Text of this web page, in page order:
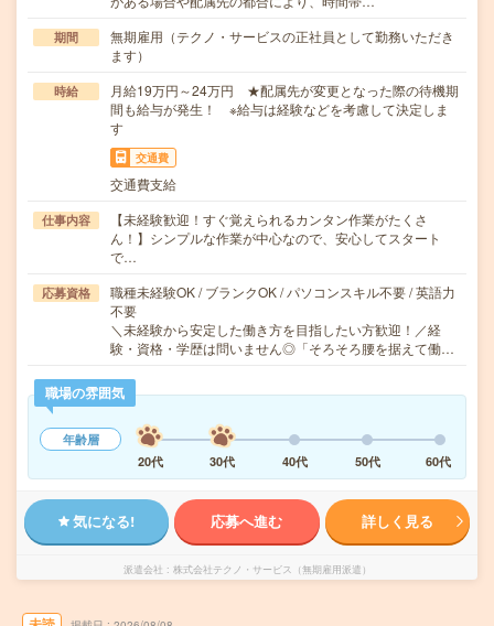
期間
無期雇用（テクノ・サービスの正社員として勤務いただき
ます）
時給
月給19万円～24万円 ★配属先が変更となった際の待機期
間も給与が発生！ ※給与は経験などを考慮して決定しま
す
交通費
交通費支給
仕事内容
【未経験歓迎！すぐ覚えられるカンタン作業がたくさ
ん！】シンプルな作業が中心なので、安心してスタート
で…
応募資格
職種未経験OK / ブランクOK / パソコンスキル不要 / 英語力
不要
＼未経験から安定した働き方を目指したい方歓迎！／経
験・資格・学歴は問いません◎「そろそろ腰を据えて働…
職場の雰囲気
年齢層
20代
30代 40代 50代 60代
気になる! 応募へ進む 詳しく見る
派遣会社 株式会社テクノ・サービス（無期雇用派遣）